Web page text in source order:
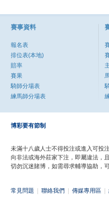
賽事資料
報名表
排位表(本地)
賠率
賽果
騎師分場表
練馬師分場表
博彩要有節制
未滿十八歲人士不得投注或進入可投注
向非法或海外莊家下注，即屬違法，
切勿沉迷賭博，如需尋求輔導協助，
常見問題 聯絡我們 傳媒專用區